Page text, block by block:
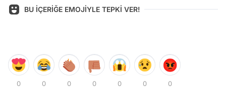
BU İÇERİĞE EMOJİYLE TEPKİ VER!
0 0 0 0 0 0 0